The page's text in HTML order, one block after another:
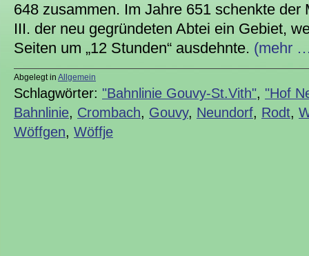
648 zusammen. Im Jahre 651 schenkte der
III. der neu gegründeten Abtei ein Gebiet,
Seiten um „12 Stunden“ ausdehnte. (mehr
Abgelegt in Allgemein
Schlagwörter: "Bahnlinie Gouvy-St.Vith", "Hof
Bahnlinie, Crombach, Gouvy, Neundorf, Rodt,
Wöffgen, Wöffje